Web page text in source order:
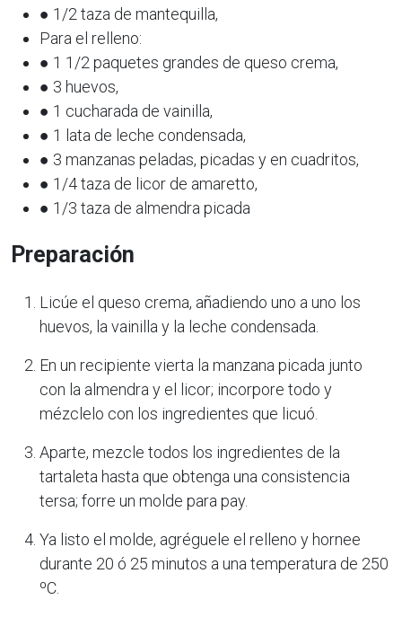
● 1/2 taza de mantequilla,
Para el relleno:
● 1 1/2 paquetes grandes de queso crema,
● 3 huevos,
● 1 cucharada de vainilla,
● 1 lata de leche condensada,
● 3 manzanas peladas, picadas y en cuadritos,
● 1/4 taza de licor de amaretto,
● 1/3 taza de almendra picada
Preparación
Licúe el queso crema, añadiendo uno a uno los
huevos, la vainilla y la leche condensada.
En un recipiente vierta la manzana picada junto
con la almendra y el licor; incorpore todo y
mézclelo con los ingredientes que licuó.
Aparte, mezcle todos los ingredientes de la
tartaleta hasta que obtenga una consistencia
tersa; forre un molde para pay.
Ya listo el molde, agréguele el relleno y hornee
durante 20 ó 25 minutos a una temperatura de 250
ºC.